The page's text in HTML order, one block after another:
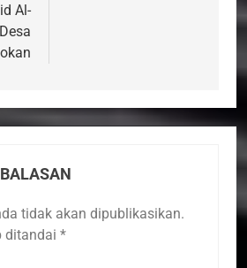
Al-
tidak akan dipublikasikan.
ditandai *